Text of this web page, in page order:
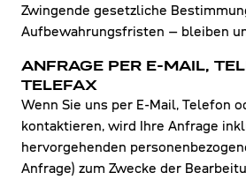
Zwingende gesetzliche
Aufbewahrungsfristen – bleiben
ANFRAGE PER E-MAIL,
TELEFAX
Wenn Sie uns per E-Mail, Telefon
kontaktieren, wird Ihre Anfrage
hervorgehenden
Anfrage) zum Zwecke der